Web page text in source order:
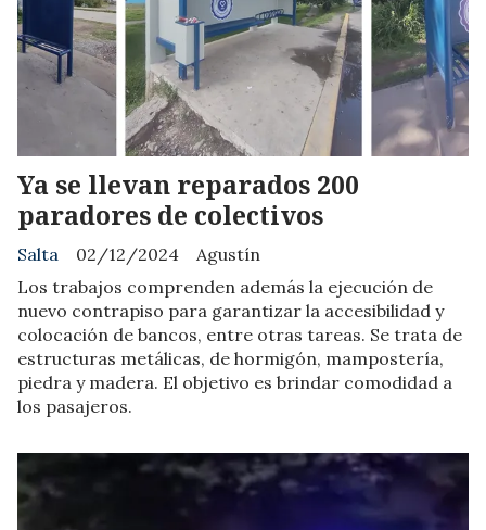
Ya se llevan reparados 200
paradores de colectivos
Agustín
Salta
02/12/2024
Los trabajos comprenden además la ejecución de
nuevo contrapiso para garantizar la accesibilidad y
colocación de bancos, entre otras tareas. Se trata de
estructuras metálicas, de hormigón, mampostería,
piedra y madera. El objetivo es brindar comodidad a
los pasajeros.